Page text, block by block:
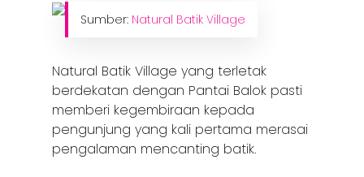
Sumber: Natural Batik Village
Natural Batik Village yang terletak
berdekatan dengan Pantai Balok pasti
memberi kegembiraan kepada
pengunjung yang kali pertama merasai
pengalaman mencanting batik.